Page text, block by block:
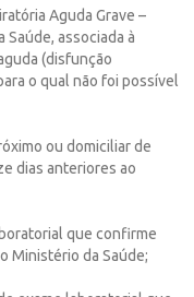
Aguda Grave –
associada à
(disfunção
o qual não foi possível
ou domiciliar de
dias anteriores ao
que confirme
Ministério da Saúde;